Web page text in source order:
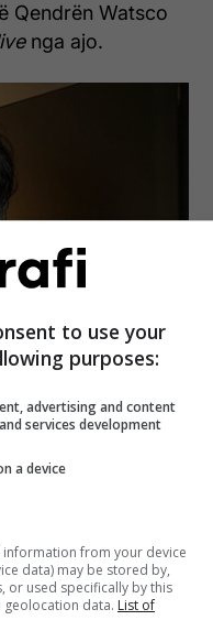
Qendrën Watsco
nga ajo.
to use your
purposes:
advertising and content
services development
a device
from your device
data) may be stored by,
or used specifically by this
geolocation data. List of